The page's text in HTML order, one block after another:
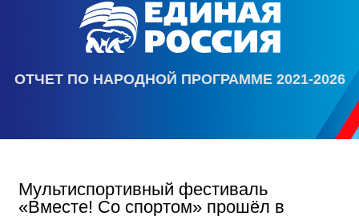
ОТЧЕТ ПО НАРОДНОЙ ПРОГРАММЕ 2021-2026
Мультиспортивный фестиваль
«Вместе! Со спортом» прошёл в